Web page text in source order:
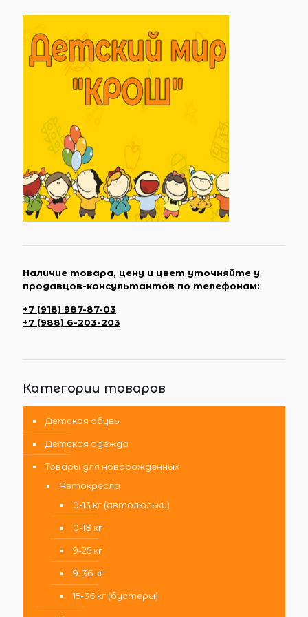
Наличие товара, цену и цвет уточняйте у
продавцов-консультантов по телефонам:
+7 (918) 987-87-03
+7 (988) 6-203-203
Категории товаров
Детская обувь
Детская одежда
Товары для новорожденных
Автокресла
0-13 кг (автолюльки)
0-18 кг
9-25 кг
9-36 кг
15-36 кг (бустеры)